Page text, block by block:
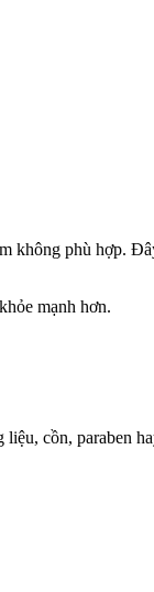
không phù hợp.
mạnh hơn.
cồn, paraben